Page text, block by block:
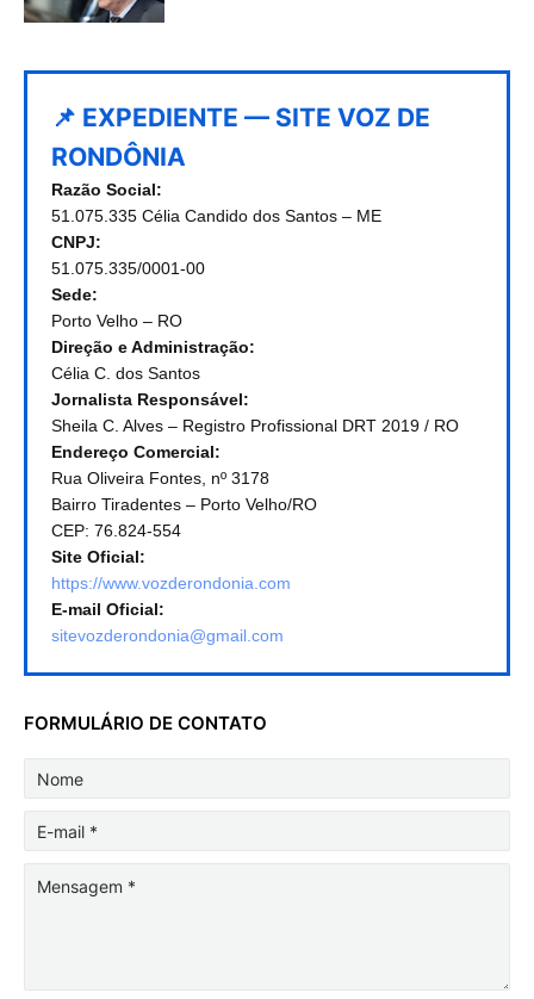
📌 EXPEDIENTE — SITE VOZ DE
RONDÔNIA
Razão Social:
51.075.335 Célia Candido dos Santos – ME
CNPJ:
51.075.335/0001-00
Sede:
Porto Velho – RO
Direção e Administração:
Célia C. dos Santos
Jornalista Responsável:
Sheila C. Alves – Registro Profissional DRT 2019 / RO
Endereço Comercial:
Rua Oliveira Fontes, nº 3178
Bairro Tiradentes – Porto Velho/RO
CEP: 76.824-554
Site Oficial:
https://www.vozderondonia.com
E-mail Oficial:
sitevozderondonia@gmail.com
FORMULÁRIO DE CONTATO